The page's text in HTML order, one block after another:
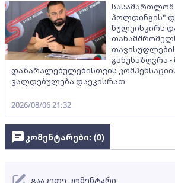
სასამართლომ
ჰოლდინგის"
წულეისკირს
განუსაზღვრა
დაზარალებულებისთვის
ვალდებულება დაეკისრათ
2026/08/06 21:32
კომენტარები: (0)
გააკეთე კომენტარი